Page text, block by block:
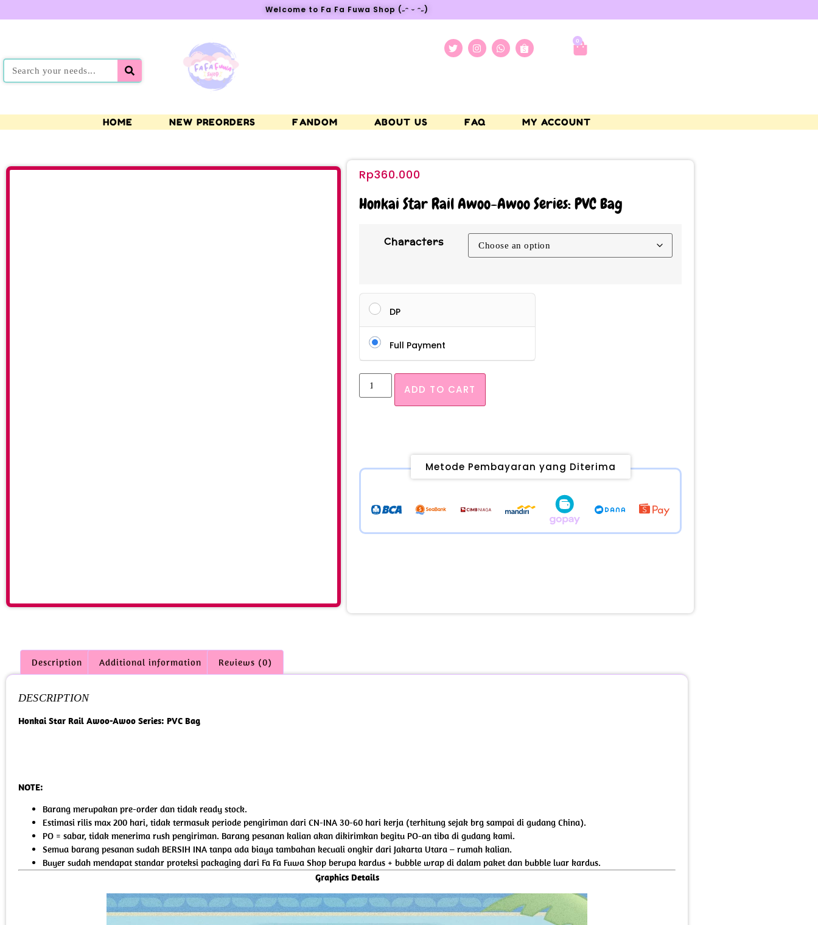
Welcome to Fa Fa Fuwa Shop (˶ᵔ ᵕ ᵔ˶)
0
HOME NEW PREORDERS FANDOM ABOUT US FAQ MY ACCOUNT
Rp360.000
Honkai Star Rail Awoo-Awoo Series: PVC Bag
Characters
DP
Full Payment
ADD TO CART
Metode Pembayaran yang Diterima
Description Additional information Reviews (0)
DESCRIPTION
Honkai Star Rail Awoo-Awoo Series: PVC Bag
NOTE:
Barang merupakan pre-order dan tidak ready stock.
Estimasi rilis max 200 hari, tidak termasuk periode pengiriman dari CN-INA 30-60 hari kerja (terhitung sejak brg sampai di gudang China).
PO = sabar, tidak menerima rush pengiriman. Barang pesanan kalian akan dikirimkan begitu PO-an tiba di gudang kami.
Semua barang pesanan sudah BERSIH INA tanpa ada biaya tambahan kecuali ongkir dari Jakarta Utara – rumah kalian.
Buyer sudah mendapat standar proteksi packaging dari Fa Fa Fuwa Shop berupa kardus + bubble wrap di dalam paket dan bubble luar kardus.
Graphics Details